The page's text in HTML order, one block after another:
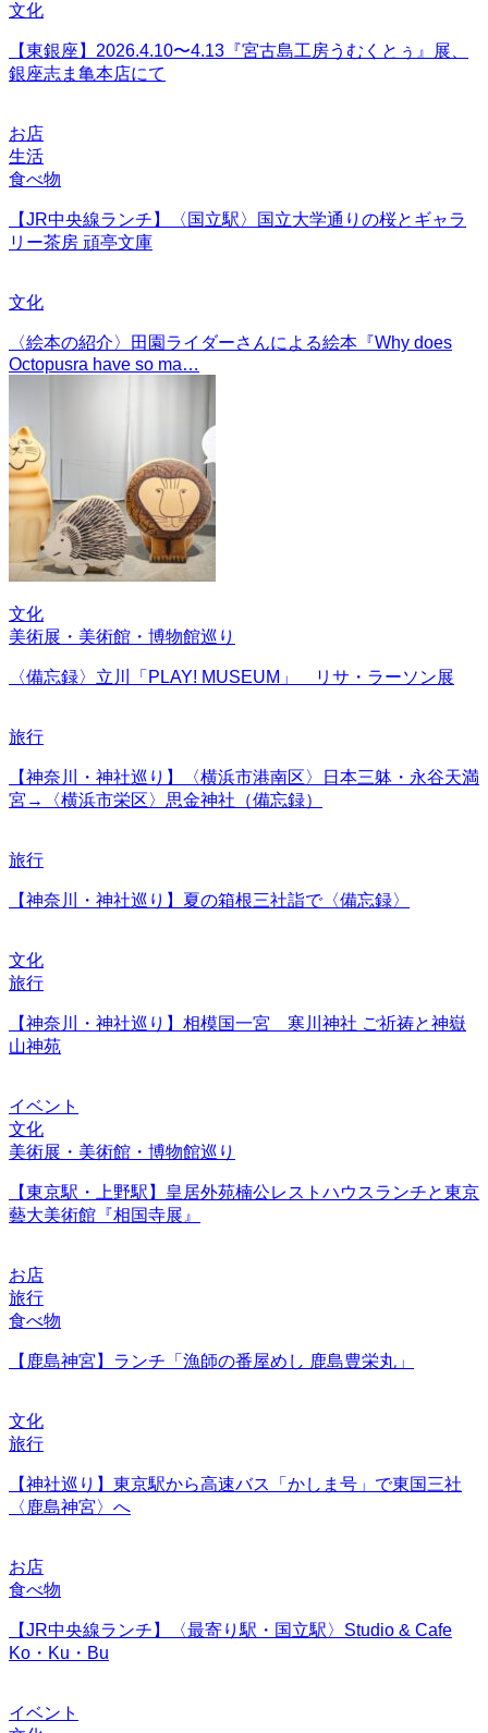
文化
【東銀座】2026.4.10〜4.13『宮古島工房うむくとぅ』展、
銀座志ま亀本店にて
お店
生活
食べ物
【JR中央線ランチ】〈国立駅〉国立大学通りの桜とギャラ
リー茶房 頑亭文庫
文化
〈絵本の紹介〉田園ライダーさんによる絵本『Why does
Octopusra have so ma…
文化
美術展・美術館・博物館巡り
〈備忘録〉立川「PLAY! MUSEUM」 リサ・ラーソン展
旅行
【神奈川・神社巡り】〈横浜市港南区〉日本三躰・永谷天満
宮→〈横浜市栄区〉思金神社（備忘録）
旅行
【神奈川・神社巡り】夏の箱根三社詣で〈備忘録〉
文化
旅行
【神奈川・神社巡り】相模国一宮 寒川神社 ご祈祷と神嶽
山神苑
イベント
文化
美術展・美術館・博物館巡り
【東京駅・上野駅】皇居外苑楠公レストハウスランチと東京
藝大美術館『相国寺展』
お店
旅行
食べ物
【鹿島神宮】ランチ「漁師の番屋めし 鹿島豊栄丸」
文化
旅行
【神社巡り】東京駅から高速バス「かしま号」で東国三社
〈鹿島神宮〉へ
お店
食べ物
【JR中央線ランチ】〈最寄り駅・国立駅〉Studio & Cafe
Ko・Ku・Bu
イベント